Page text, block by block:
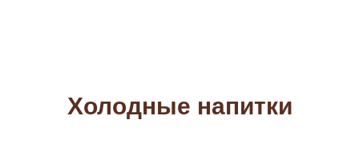
Холодные напитки